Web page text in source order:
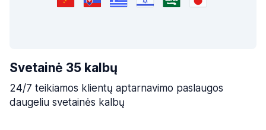
Svetainė 35 kalbų
24/7 teikiamos klientų aptarnavimo paslaugos
daugeliu svetainės kalbų